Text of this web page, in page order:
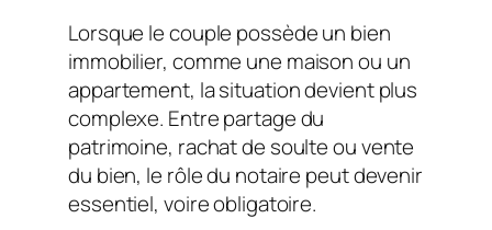
Lorsque le couple possède un bien
immobilier, comme une maison ou un
appartement, la situation devient plus
complexe. Entre partage du
patrimoine, rachat de soulte ou vente
du bien, le rôle du notaire peut devenir
essentiel, voire obligatoire.